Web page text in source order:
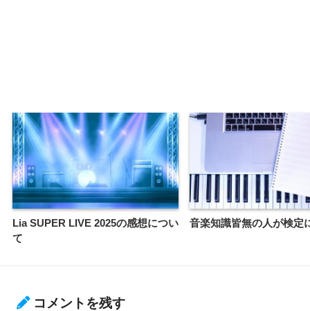
Lia SUPER LIVE 2025の感想につい
て
音楽知識皆無の人が検定
コメントを残す